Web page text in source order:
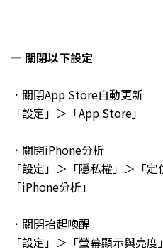
— 關閉以下設定
．關閉App Store自動更新
「設定」＞「App Store」
．關閉iPhone分析
「設定」＞「隱私權」＞「
「iPhone分析」
．關閉抬起喚醒
「設定」＞「螢幕顯示與亮度